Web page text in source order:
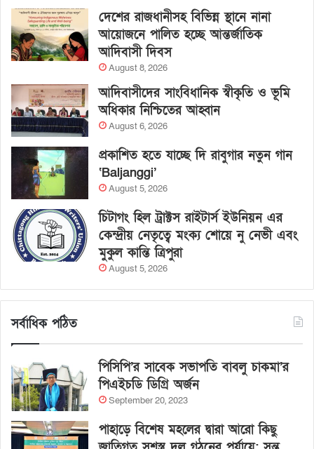
দেশের রাজধানীসহ বিভিন্ন স্থানে নানা
আয়োজনে পালিত হচ্ছে আন্তর্জাতিক
আদিবাসী দিবস
August 8, 2026
আদিবাসীদের সাংবিধানিক স্বীকৃতি ও ভূমি
অধিকার নিশ্চিতের আহ্বান
August 6, 2026
প্রকাশিত হতে যাচ্ছে দি রাবুগার নতুন গান
‘Baljanggi’
August 5, 2026
চিটাগং হিল ট্রাক্টস রাইটার্স ইউনিয়ন এর
কেন্দ্রীয় নেতৃত্বে মংক্য শোয়ে নু নেভী এবং
মুকুল কান্তি ত্রিপুরা
August 5, 2026
সর্বাধিক পঠিত
পিসিপি’র সাবেক সভাপতি বাবলু চাকমা’র
পিএইচডি ডিগ্রি অর্জন
September 20, 2023
পাহাড়ে বিশেষ মহলের দ্বারা আরো কিছু